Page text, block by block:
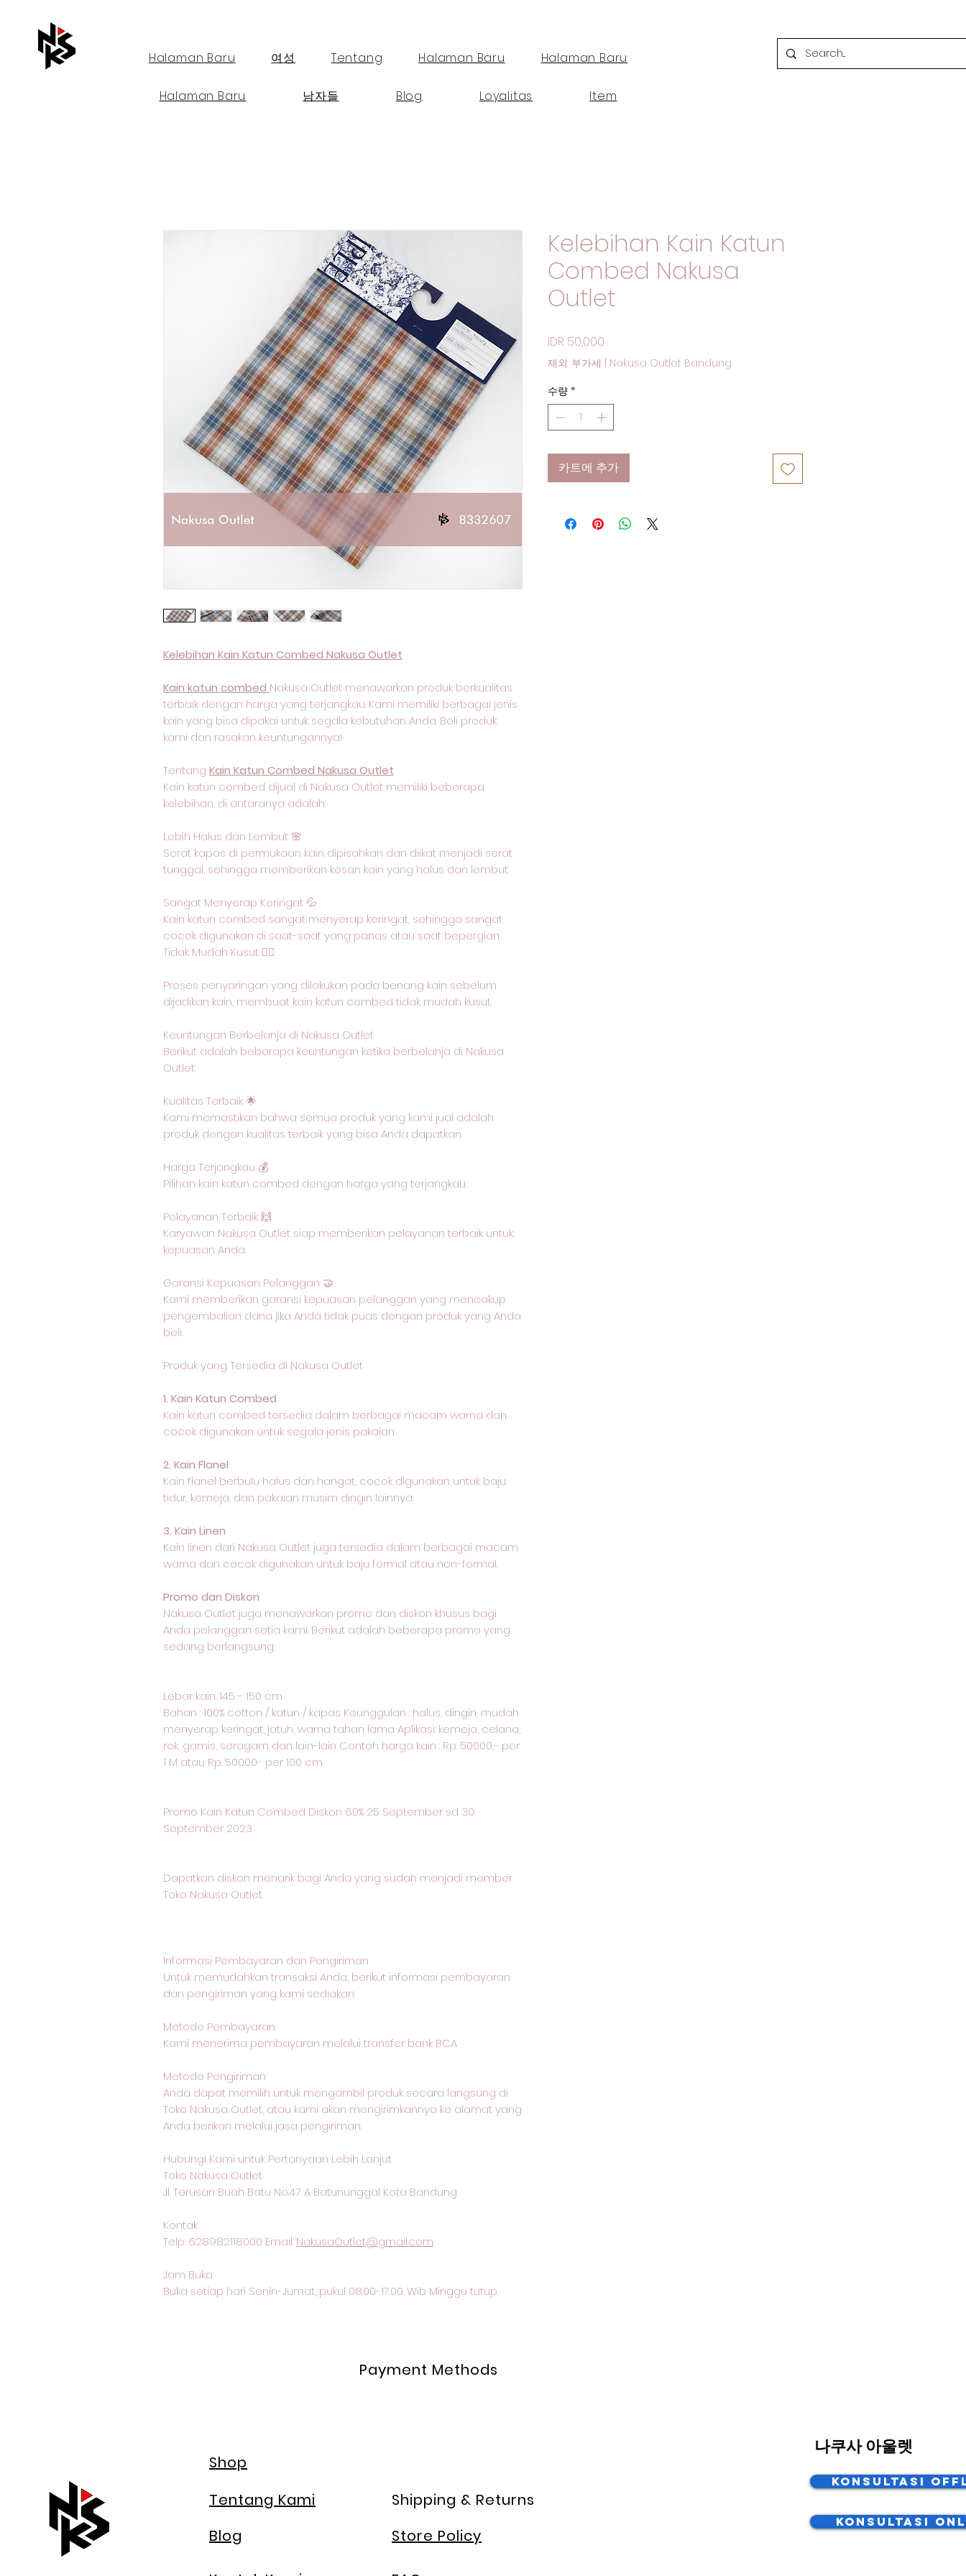
Halaman Baru 여성 Tentang Halaman Baru Halaman Baru
Halaman Baru 남자들 Blog Loyalitas Item
Kelebihan Kain Katun Combed Nakusa Outlet
Kain katun combed Nakusa Outlet menawarkan produk berkualitas
terbaik dengan harga yang terjangkau. Kami memiliki berbagai jenis
kain yang bisa dipakai untuk segala kebutuhan Anda. Beli produk
kami dan rasakan keuntungannya!
Tentang Kain Katun Combed Nakusa Outlet
Kain katun combed dijual di Nakusa Outlet memiliki beberapa
kelebihan, di antaranya adalah:
Lebih Halus dan Lembut 🌸
Serat kapas di permukaan kain dipisahkan dan diikat menjadi serat
tunggal, sehingga memberikan kesan kain yang halus dan lembut.
Sangat Menyerap Keringat 💦
Kain katun combed sangat menyerap keringat, sehingga sangat
cocok digunakan di saat-saat yang panas atau saat bepergian.
Tidak Mudah Kusut 🙅‍♂️
Proses penyaringan yang dilakukan pada benang kain sebelum
dijadikan kain, membuat kain katun combed tidak mudah kusut.
Keuntungan Berbelanja di Nakusa Outlet
Berikut adalah beberapa keuntungan ketika berbelanja di Nakusa
Outlet:
Kualitas Terbaik 🌟
Kami memastikan bahwa semua produk yang kami jual adalah
produk dengan kualitas terbaik yang bisa Anda dapatkan.
Harga Terjangkau 💰
Pilihan kain katun combed dengan harga yang terjangkau.
Pelayanan Terbaik 🙌
Karyawan Nakusa Outlet siap memberikan pelayanan terbaik untuk
kepuasan Anda.
Garansi Kepuasan Pelanggan 🤝
Kami memberikan garansi kepuasan pelanggan yang mencakup
pengembalian dana jika Anda tidak puas dengan produk yang Anda
beli.
Produk yang Tersedia di Nakusa Outlet
1. Kain Katun Combed
Kain katun combed tersedia dalam berbagai macam warna dan
cocok digunakan untuk segala jenis pakaian.
2. Kain Flanel
Kain flanel berbulu halus dan hangat, cocok digunakan untuk baju
tidur, kemeja, dan pakaian musim dingin lainnya.
3. Kain Linen
Kain linen dari Nakusa Outlet juga tersedia dalam berbagai macam
warna dan cocok digunakan untuk baju formal atau non-formal.
Promo dan Diskon
Nakusa Outlet juga menawarkan promo dan diskon khusus bagi
Anda pelanggan setia kami. Berikut adalah beberapa promo yang
sedang berlangsung:
Lebar kain: 145 - 150 cm
Bahan : 100% cotton / katun / kapas Keunggulan : halus, dingin, mudah
menyerap keringat, jatuh, warna tahan lama Aplikasi: kemeja, celana,
rok, gamis, seragam dan lain-lain Contoh harga kain : Rp. 50000,- per
1 M atau Rp. 50000- per 100 cm
Promo Kain Katun Combed Diskon 60% 25 September sd 30
September 2023
Dapatkan diskon menarik bagi Anda yang sudah menjadi member
Toko Nakusa Outlet.
Informasi Pembayaran dan Pengiriman
Untuk memudahkan transaksi Anda, berikut informasi pembayaran
dan pengiriman yang kami sediakan:
Metode Pembayaran
Kami menerima pembayaran melalui transfer bank BCA
Metode Pengiriman
Anda dapat memilih untuk mengambil produk secara langsung di
Toko Nakusa Outlet, atau kami akan mengirimkannya ke alamat yang
Anda berikan melalui jasa pengiriman.
Hubungi Kami untuk Pertanyaan Lebih Lanjut
Toko Nakusa Outlet
Jl. Terusan Buah Batu No.47 A Batununggal Kota Bandung
Kontak
Telp: 628982118000 Email: NakusaOutlet@gmail.com
Jam Buka
Buka setiap hari Senin-Jumat, pukul 08.00-17.00. Wib Minggu tutup.
Kelebihan Kain Katun
Combed Nakusa
Outlet
IDR 50,000
제외: 부가세
Nakusa Outlet Bandung
수량 *
카트에 추가
Payment Methods
Shop
Tentang Kami
Blog
Shipping & Returns
Store Policy
나쿠사 아울렛
Konsultasi
Konsultasi